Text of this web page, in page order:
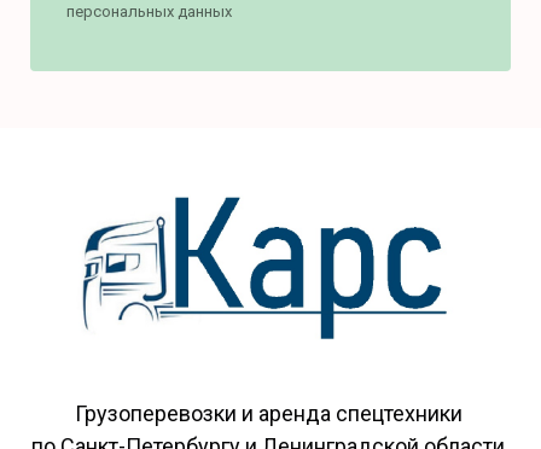
персональных данных
Грузоперевозки и аренда спецтехники